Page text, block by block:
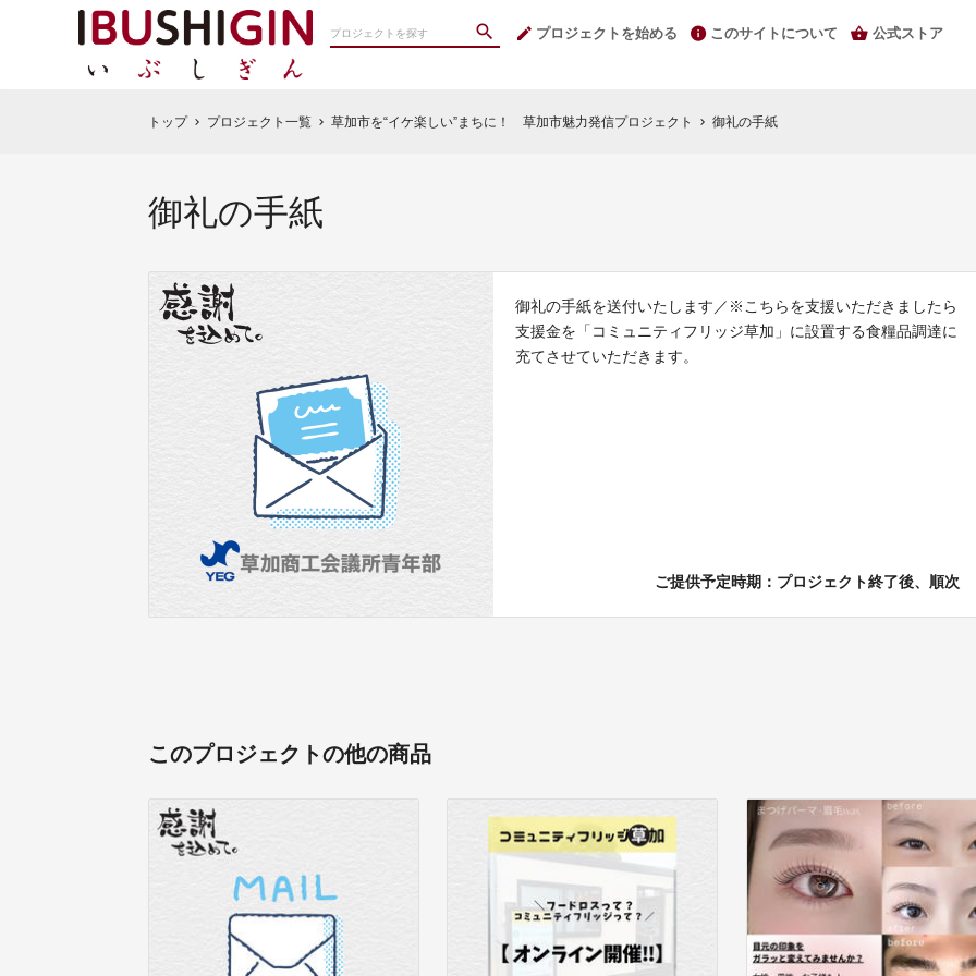
プロジェクトを始める このサイトについて 公式ストア
トップ chevron_right プロジェクト一覧 chevron_right 草加市を“イケ楽しい”まちに！ 草加市魅力発信プロジェクト chevron_right 御礼の手紙
御礼の手紙
御礼の手紙を送付いたします／※こちらを支援いただきましたら
支援金を「コミュニティフリッジ草加」に設置する食糧品調達に
充てさせていただきます。
ご提供予定時期：プロジェクト終了後、順次
このプロジェクトの他の商品